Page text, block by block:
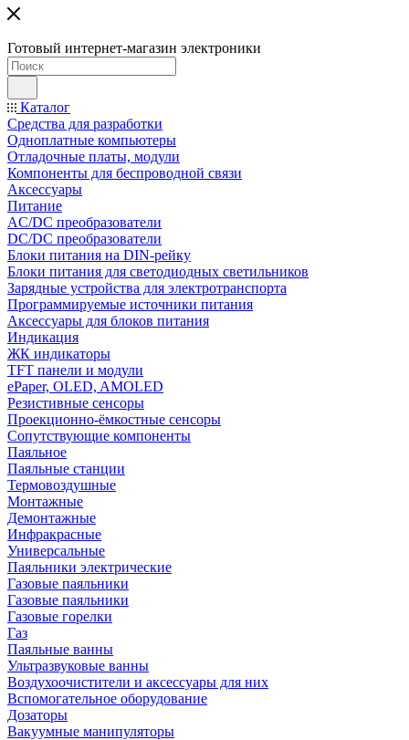
Готовый интернет-магазин электроники
Каталог
Средства для разработки
Одноплатные компьютеры
Отладочные платы, модули
Компоненты для беспроводной связи
Аксессуары
Питание
AC/DC преобразователи
DC/DC преобразователи
Блоки питания на DIN-рейку
Блоки питания для светодиодных светильников
Зарядные устройства для электротранспорта
Программируемые источники питания
Аксессуары для блоков питания
Индикация
ЖК индикаторы
TFT панели и модули
ePaper, OLED, AMOLED
Резистивные сенсоры
Проекционно-ёмкостные сенсоры
Сопутствующие компоненты
Паяльное
Паяльные станции
Термовоздушные
Монтажные
Демонтажные
Инфракрасные
Универсальные
Паяльники электрические
Газовые паяльники
Газовые паяльники
Газовые горелки
Газ
Паяльные ванны
Ультразвуковые ванны
Воздухоочистители и аксессуары для них
Вспомогательное оборудование
Дозаторы
Вакуумные манипуляторы